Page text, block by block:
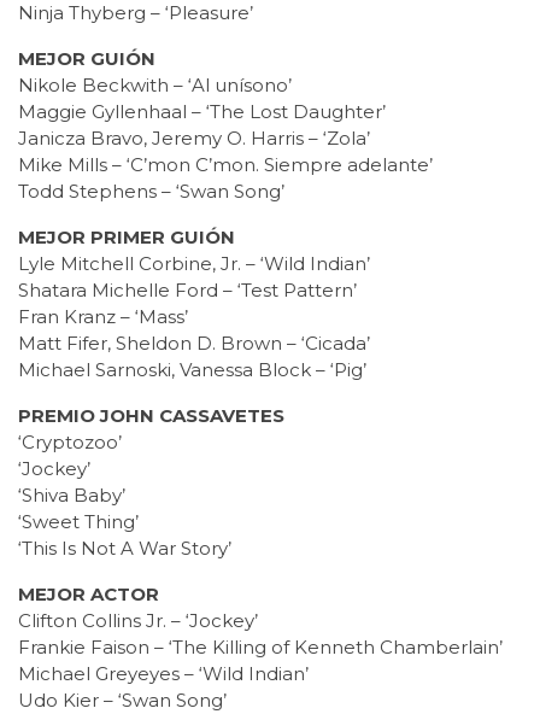
Ninja Thyberg – ‘Pleasure’
MEJOR GUIÓN
Nikole Beckwith – ‘Al unísono’
Maggie Gyllenhaal – ‘The Lost Daughter’
Janicza Bravo, Jeremy O. Harris – ‘Zola’
Mike Mills – ‘C’mon C’mon. Siempre adelante’
Todd Stephens – ‘Swan Song’
MEJOR PRIMER GUIÓN
Lyle Mitchell Corbine, Jr. – ‘Wild Indian’
Shatara Michelle Ford – ‘Test Pattern’
Fran Kranz – ‘Mass’
Matt Fifer, Sheldon D. Brown – ‘Cicada’
Michael Sarnoski, Vanessa Block – ‘Pig’
PREMIO JOHN CASSAVETES
‘Cryptozoo’
‘Jockey’
‘Shiva Baby’
‘Sweet Thing’
‘This Is Not A War Story’
MEJOR ACTOR
Clifton Collins Jr. – ‘Jockey’
Frankie Faison – ‘The Killing of Kenneth Chamberlain’
Michael Greyeyes – ‘Wild Indian’
Udo Kier – ‘Swan Song’